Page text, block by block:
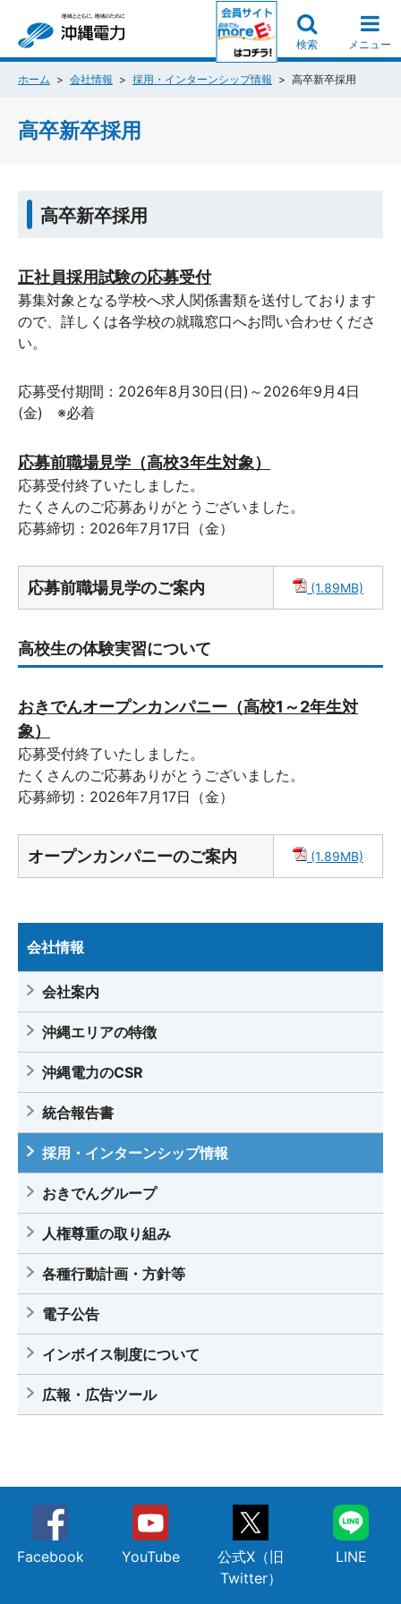
検索 メニュー
ホーム 会社情報 採用・インターンシップ情報 高卒新卒採用
高卒新卒採用
高卒新卒採用
正社員採用試験の応募受付
募集対象となる学校へ求人関係書類を送付しております
ので、詳しくは各学校の就職窓口へお問い合わせくださ
い。
応募受付期間：2026年8月30日(日)～2026年9月4日
(金) ※必着
応募前職場見学（高校3年生対象）
応募受付終了いたしました。
たくさんのご応募ありがとうございました。
応募締切：2026年7月17日（金）
応募前職場見学のご案内 (1.89MB)
高校生の体験実習について
おきでんオープンカンパニー（高校1～2年生対
象）
応募受付終了いたしました。
たくさんのご応募ありがとうございました。
応募締切：2026年7月17日（金）
オープンカンパニーのご案内 (1.89MB)
会社情報
会社案内
沖縄エリアの特徴
沖縄電力のCSR
統合報告書
採用・インターンシップ情報
おきでんグループ
人権尊重の取り組み
各種行動計画・方針等
電子公告
インボイス制度について
広報・広告ツール
Facebook YouTube
公式X（旧
Twitter）
LINE